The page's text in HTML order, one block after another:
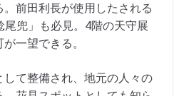
前田利長が使用したされる
兜」も必見。4階の天守展
一望できる。
て整備され、地元の人々の